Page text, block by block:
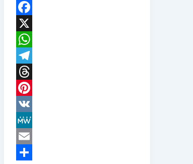
Facebook
X
WhatsApp
Telegram
Threads
Pinterest
VK
MeWe
Email